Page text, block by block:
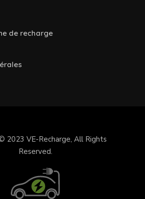
de recharge
2023 VE-Recharge, All Rights
Reserved.